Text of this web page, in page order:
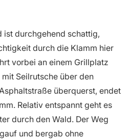
ist durchgehend schattig,
durch die Klamm hier
vorbei an einem Grillplatz
Seilrutsche über den
überquerst, endet
Relativ entspannt geht es
durch den Wald. Der Weg
und bergab ohne